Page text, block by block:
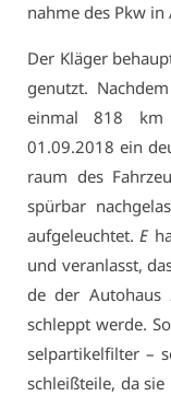
nah­me des Pkw
Der Klä­ger
ge­nutzt.
ein­mal 818 km
01.09.2018 ein
raum des
spür­bar
auf­ge­leuch­tet.E
und ver­an­lasst,
de der Au­to­haus
schleppt wer­de.
sel­par­ti­kel­fil­ter –
schleiß­tei­le, da